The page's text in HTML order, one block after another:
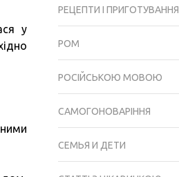
у
РЕЦЕПТИ І ПРИГОТУВАННЯ
РОМ
РОСІЙСЬКОЮ МОВОЮ
САМОГОНОВАРІННЯ
СЕМЬЯ И ДЕТИ